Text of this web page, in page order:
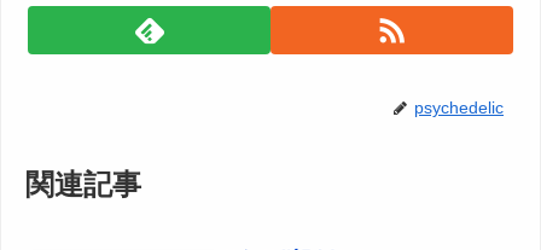
psychedelic
関連記事